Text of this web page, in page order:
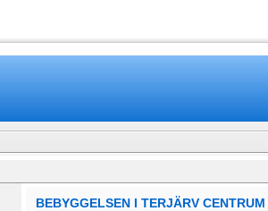
BEBYGGELSEN I TERJÄRV